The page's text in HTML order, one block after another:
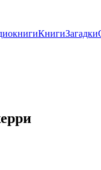
КнигиЗагадки